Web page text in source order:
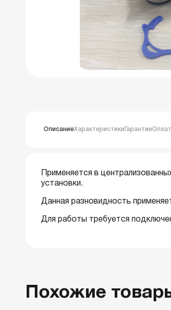
ОписаниеХарактеристики Гарантии
Применяется в
установки.
Данная разновидность
Для работы требуется
Похожие